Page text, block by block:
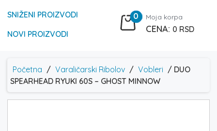
SNIŽENI PROIZVODI
NOVI PROIZVODI
0 Moja korpa
0 RSD
Početna / Varaličarski Ribolov / Vobleri / DUO
SPEARHEAD RYUKI 60S – GHOST MINNOW